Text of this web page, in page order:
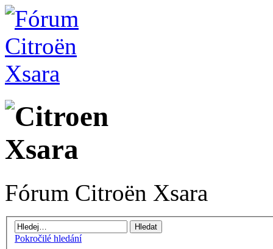
Fórum Citroën Xsara
Pokročilé hledání